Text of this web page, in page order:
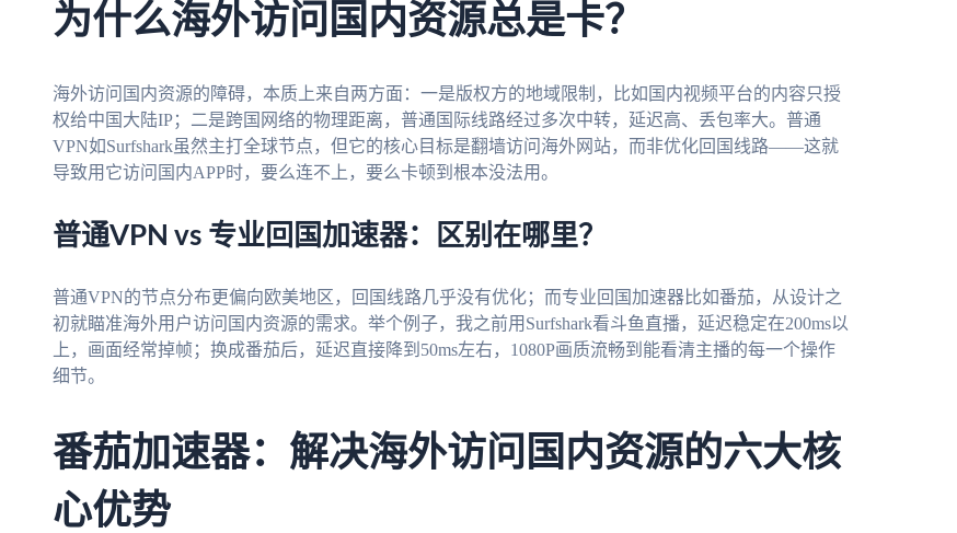
为什么海外访问国内资源总是卡？
海外访问国内资源的障碍，本质上来自两方面：一是版权方的地域限制，比如国内视频平台的内容只授
权给中国大陆IP；二是跨国网络的物理距离，普通国际线路经过多次中转，延迟高、丢包率大。普通
VPN如Surfshark虽然主打全球节点，但它的核心目标是翻墙访问海外网站，而非优化回国线路——这就
导致用它访问国内APP时，要么连不上，要么卡顿到根本没法用。
普通VPN vs 专业回国加速器：区别在哪里？
普通VPN的节点分布更偏向欧美地区，回国线路几乎没有优化；而专业回国加速器比如番茄，从设计之
初就瞄准海外用户访问国内资源的需求。举个例子，我之前用Surfshark看斗鱼直播，延迟稳定在200ms以
上，画面经常掉帧；换成番茄后，延迟直接降到50ms左右，1080P画质流畅到能看清主播的每一个操作
细节。
番茄加速器：解决海外访问国内资源的六大核
心优势